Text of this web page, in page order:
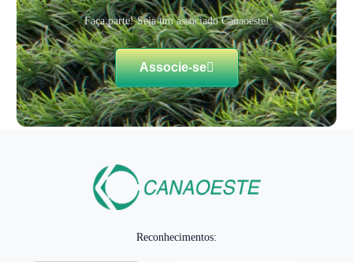
Faça parte! Seja um associado Canaoeste!
Associe-se
Reconhecimentos: